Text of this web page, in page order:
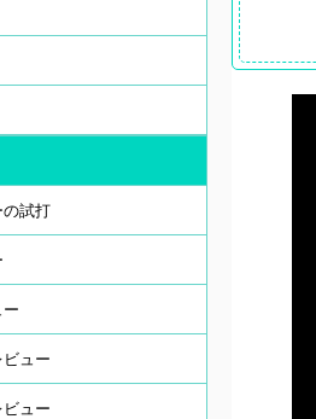
の試打
ュー
ュー